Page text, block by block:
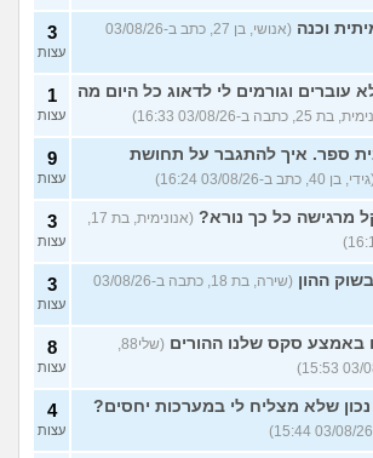
וכנה
(אנושי, בן 27, כתב ב-03/08/26
3
עצות
עוברים וגורמים לי לדאוג כל היום מה
25, כתבה ב-03/08/26 16:33)
1
עצות
ספר. איך להתגבר על תחושת
בן 40, כתב ב-03/08/26 16:24)
9
עצות
מרגישה כל כך נורא? 3
עצות
ההון
(שירה, בת 18, כתבה ב-03/08/26
3
עצות
באמצע סקס שלנו ההורים 8
עצות
שלא מצליח לי במערכות יחסים? 4
עצות